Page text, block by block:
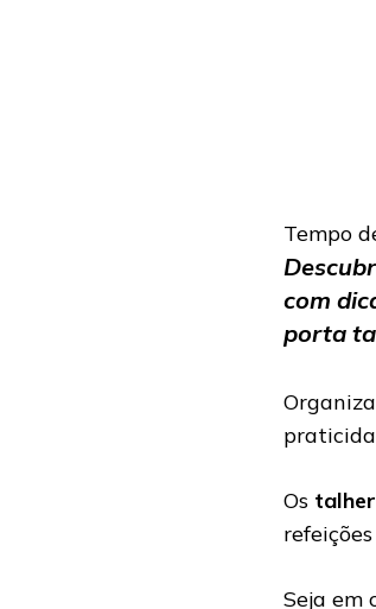
Tempo
com
porta
Os
Seja em